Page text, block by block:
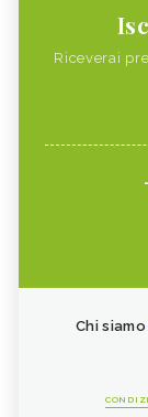
Riceverai
Chi siamo